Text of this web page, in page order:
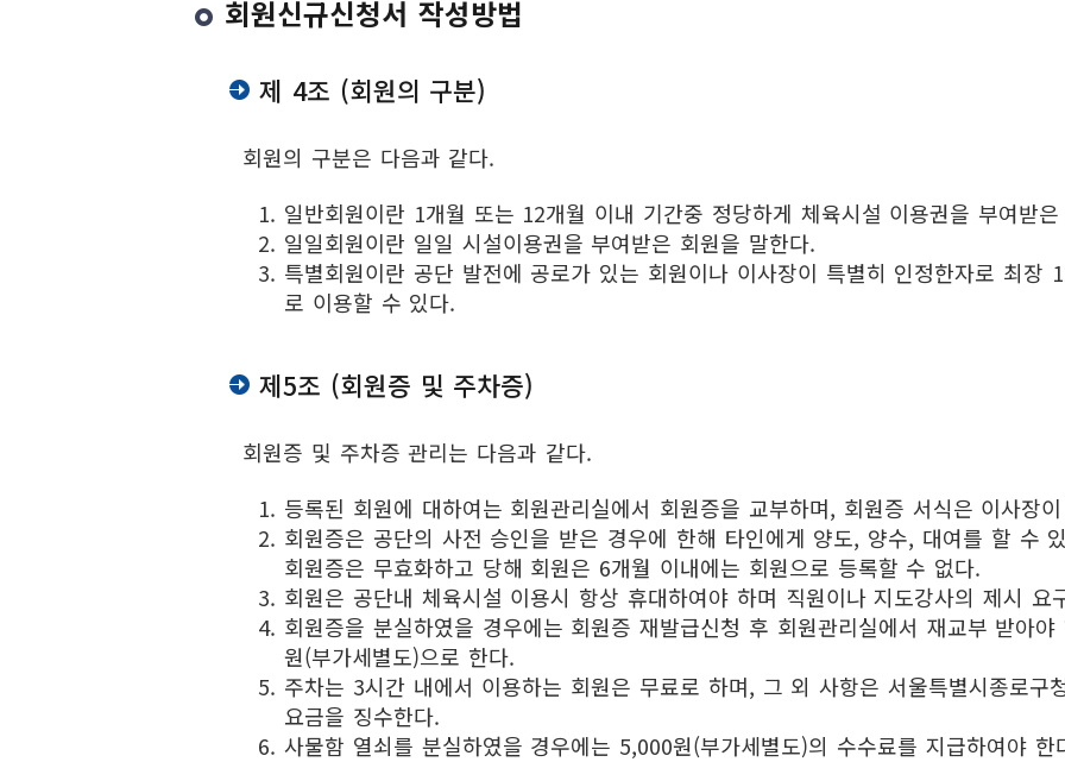
회원신규신청서 작성방법
제 4조 (회원의 구분)
회원의 구분은 다음과 같다.
일반회원이란 1개월 또는 12개월 이내 기간중 정당하게 체육시설 이용권을 부여받
일일회원이란 일일 시설이용권을 부여받은 회원을 말한다.
특별회원이란 공단 발전에 공로가 있는 회원이나 이사장이 특별히 인정한자로 최장
로 이용할 수 있다.
제5조 (회원증 및 주차증)
회원증 및 주차증 관리는 다음과 같다.
등록된 회원에 대하여는 회원관리실에서 회원증을 교부하며, 회원증 서식은 이사장
회원증은 공단의 사전 승인을 받은 경우에 한해 타인에게 양도, 양수, 대여를 할 수
회원증은 무효화하고 당해 회원은 6개월 이내에는 회원으로 등록할 수 없다.
회원은 공단내 체육시설 이용시 항상 휴대하여야 하며 직원이나 지도강사의 제시 요
회원증을 분실하였을 경우에는 회원증 재발급신청 후 회원관리실에서 재교부 받아
원(부가세별도)으로 한다.
주차는 3시간 내에서 이용하는 회원은 무료로 하며, 그 외 사항은 서울특별시종로구
요금을 징수한다.
사물함 열쇠를 분실하였을 경우에는 5,000원(부가세별도)의 수수료를 지급하여야 한